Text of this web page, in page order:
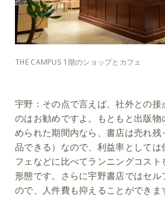
THE CAMPUS 1階のショップとカフェ
宇野： その点で言えば、社外との
のはお勧めですよ。もともと出版物
められた期間内なら、書店は売れ残
品できる）なので、利益率としては
フェなどに比べてランニングコスト
形態です。さらに宇野書店ではセル
ので、人件費も抑えることができま